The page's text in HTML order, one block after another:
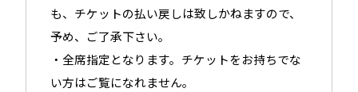
も、チケットの払い戻しは致しかねますので、
予め、ご了承下さい。
・全席指定となります。チケットをお持ちでな
い方はご覧になれません。